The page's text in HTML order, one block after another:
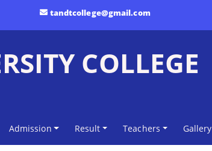
tandtcollege@gmail.com
COLLEGE
Admission Result Teachers
Gallery